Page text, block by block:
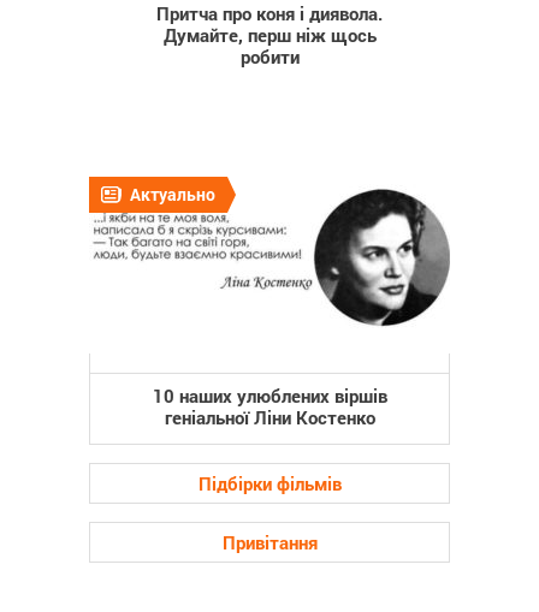
Притча про коня і диявола.
Думайте, перш ніж щось
робити
Актуально
10 наших улюблених віршів
геніальної Ліни Костенко
Підбірки фільмів
Привітання